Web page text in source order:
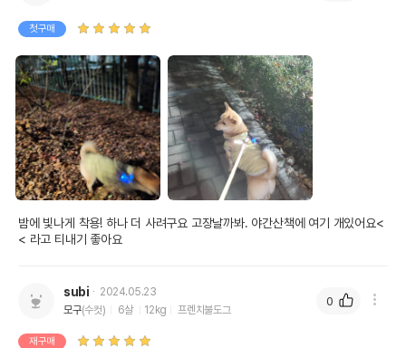
첫구매
밤에 빛나게 착용! 하나 더 사려구요 고장날까봐. 야간산책에 여기 개있어요<
< 라고 티내기 좋아요
subi
2024.05.23
모구(수컷) 6살 12kg 프렌치불도그
재구매
0